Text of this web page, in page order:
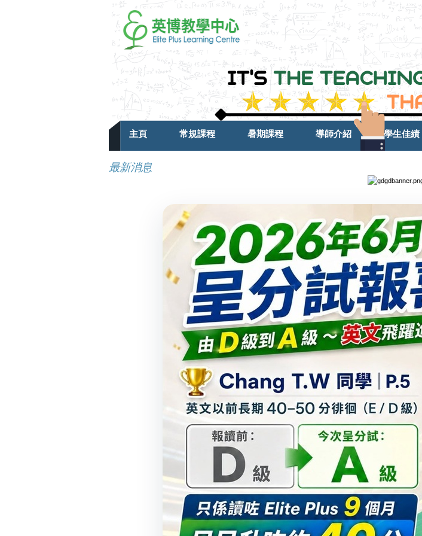
主頁 常規課程 暑期課程 導師介紹 學生佳績
最新消息